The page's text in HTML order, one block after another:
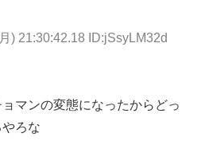
) 21:30:42.18 ID:jSsyLM32d
マンの変態になったからどっ
ろな